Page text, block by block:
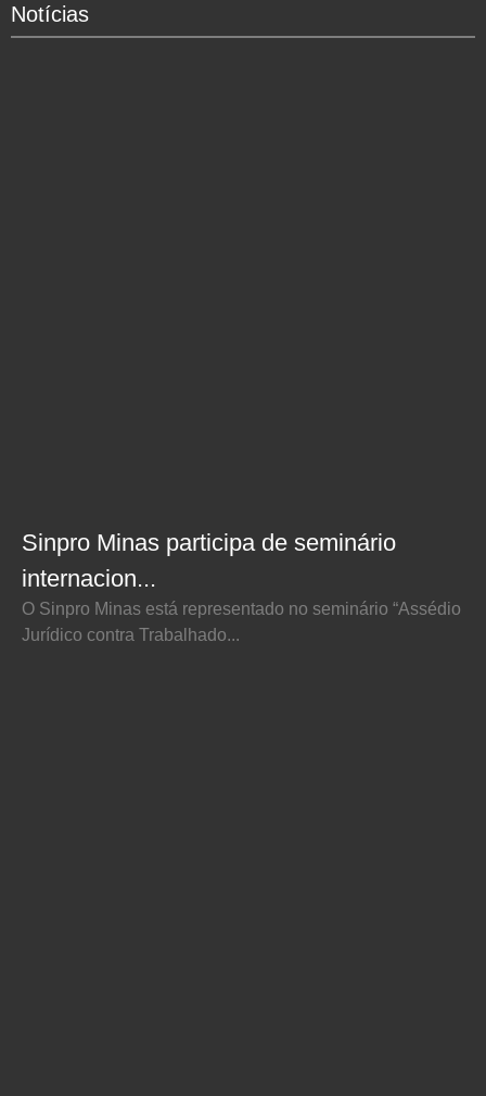
Notícias
Sinpro Minas participa de seminário
internacion...
O Sinpro Minas está representado no seminário “Assédio
Jurídico contra Trabalhado...